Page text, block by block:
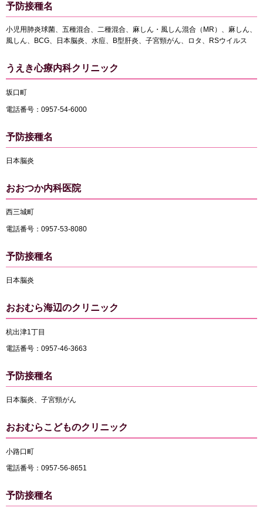
予防接種名
小児用肺炎球菌、五種混合、二種混合、麻しん・風しん混合（MR）、麻しん、
風しん、BCG、日本脳炎、水痘、B型肝炎、子宮頸がん、ロタ、RSウイルス
うえき心療内科クリニック
坂口町
電話番号：0957-54-6000
予防接種名
日本脳炎
おおつか内科医院
西三城町
電話番号：0957-53-8080
予防接種名
日本脳炎
おおむら海辺のクリニック
杭出津1丁目
電話番号：0957-46-3663
予防接種名
日本脳炎、子宮頸がん
おおむらこどものクリニック
小路口町
電話番号：0957-56-8651
予防接種名